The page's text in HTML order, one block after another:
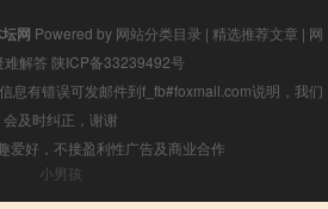
网 Powered by 网站分类目录 | 精选推荐文章 | 网
难解答 陕ICP备33239492号
息有错误可发邮件到f_fb#foxmail.com说明，我们
会及时纠正，谢谢
爱好，不接盈利性广告及商业合作
小男孩